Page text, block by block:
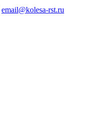
email@kolesa-rst.ru